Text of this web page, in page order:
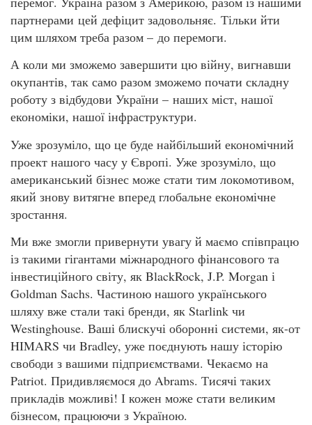
партнерами цей дефіцит задовольняє. Тільки йти
цим шляхом треба разом – до перемоги.
А коли ми зможемо завершити цю війну, вигнавши
окупантів, так само разом зможемо почати складну
роботу з відбудови України – наших міст, нашої
економіки, нашої інфраструктури.
Уже зрозуміло, що це буде найбільший економічний
проект нашого часу у Європі. Уже зрозуміло, що
американський бізнес може стати тим локомотивом,
який знову витягне вперед глобальне економічне
зростання.
Ми вже змогли привернути увагу й маємо співпрацю
із такими гігантами міжнародного фінансового та
інвестиційного світу, як BlackRock, J.P. Morgan і
Goldman Sachs. Частиною нашого українського
шляху вже стали такі бренди, як Starlink чи
Westinghouse. Ваші блискучі оборонні системи, як-от
HIMARS чи Bradley, уже поєднують нашу історію
свободи з вашими підприємствами. Чекаємо на
Patriot. Придивляємося до Abrams. Тисячі таких
прикладів можливі! І кожен може стати великим
бізнесом, працюючи з Україною.